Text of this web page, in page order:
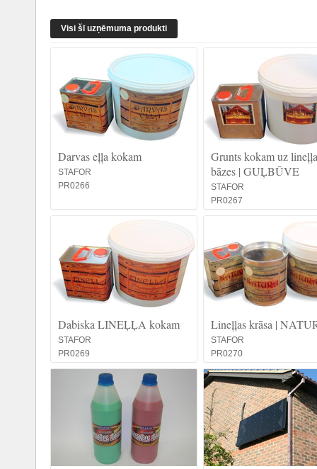
Visi šī uzņēmuma produkti
Darvas eļļa kokam
STAFOR
PR0266
Grunts kokam uz
bāzes | GUĻBŪVE
STAFOR
PR0267
Dabiska LINEĻĻA kokam
STAFOR
PR0269
Lineļļas krāsa |
STAFOR
PR0270